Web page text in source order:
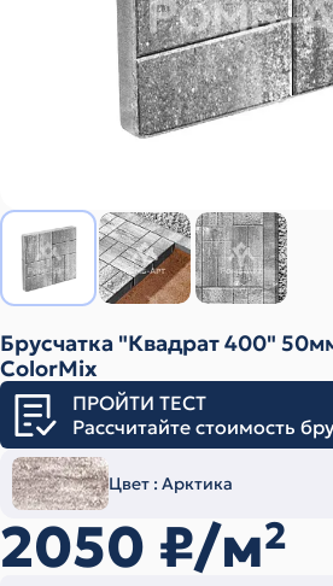
Брусчатка "Квадрат 400"
ColorMix
ПРОЙТИ ТЕСТ
Рассчитайте стоимость
Цвет : Арктика
2050 ₽/м2